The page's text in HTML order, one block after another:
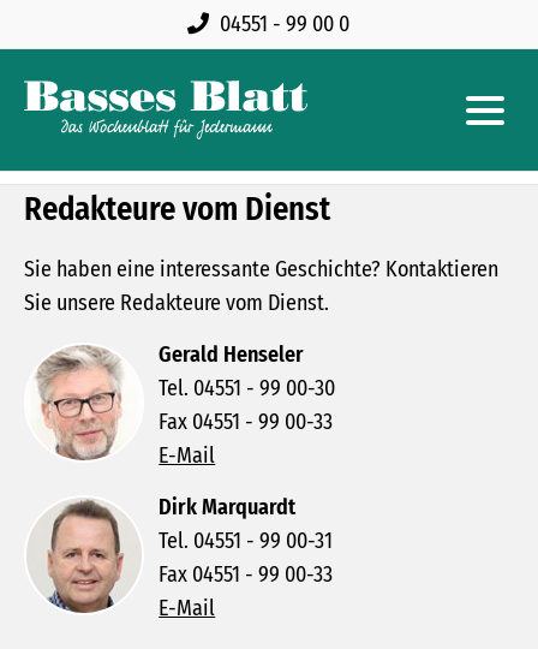
04551 - 99 00 0
Redakteure vom Dienst
Sie haben eine interessante Geschichte? Kontaktieren
Sie unsere Redakteure vom Dienst.
Gerald Henseler
Tel. 04551 - 99 00-30
Fax 04551 - 99 00-33
E-Mail
Dirk Marquardt
Tel. 04551 - 99 00-31
Fax 04551 - 99 00-33
E-Mail